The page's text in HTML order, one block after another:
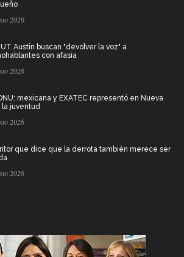
2026
Austin buscan "devolver la voz" a
con afasia
2026
mexicana y EXATEC representó en Nueva
la juventud
2026
que dice que la derrota también merece ser
2026